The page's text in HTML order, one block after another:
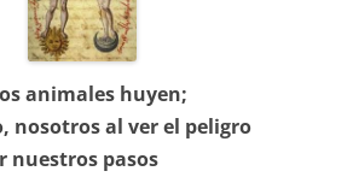
animales huyen;
nosotros al ver el peligro
nuestros pasos